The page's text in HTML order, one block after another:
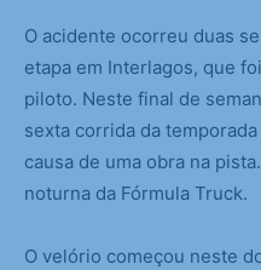
O acidente ocorreu duas
etapa em Interlagos, que
piloto. Neste final de
sexta corrida da
causa de uma obra na
noturna da Fórmula Truck.
O velório começou neste